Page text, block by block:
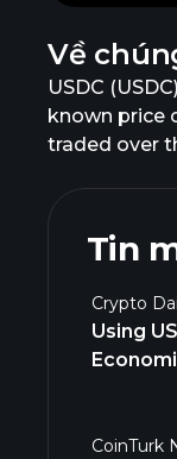
Về
USDC
known price
traded over
Tin
Crypto
Using
CoinTurk